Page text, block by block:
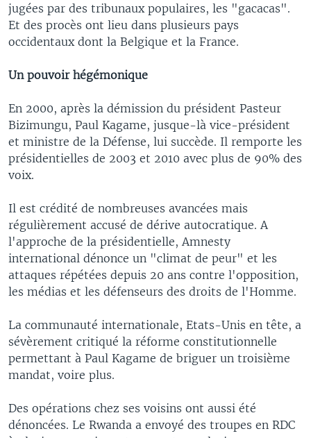
jugées par des tribunaux populaires, les "gacacas".
Et des procès ont lieu dans plusieurs pays
occidentaux dont la Belgique et la France.
Un pouvoir hégémonique
En 2000, après la démission du président Pasteur
Bizimungu, Paul Kagame, jusque-là vice-président
et ministre de la Défense, lui succède. Il remporte les
présidentielles de 2003 et 2010 avec plus de 90% des
voix.
Il est crédité de nombreuses avancées mais
régulièrement accusé de dérive autocratique. A
l'approche de la présidentielle, Amnesty
international dénonce un "climat de peur" et les
attaques répétées depuis 20 ans contre l'opposition,
les médias et les défenseurs des droits de l'Homme.
La communauté internationale, Etats-Unis en tête, a
sévèrement critiqué la réforme constitutionnelle
permettant à Paul Kagame de briguer un troisième
mandat, voire plus.
Des opérations chez ses voisins ont aussi été
dénoncées. Le Rwanda a envoyé des troupes en RDC